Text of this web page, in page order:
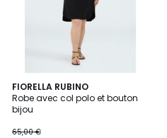
FIORELLA RUBINO
Robe avec col polo et bouton
bijou
65,00 €
4
Couleurs